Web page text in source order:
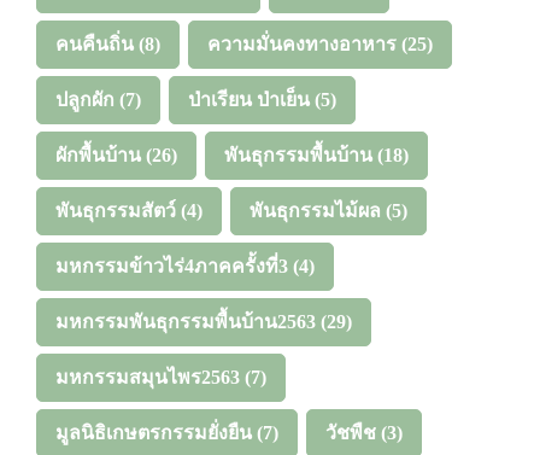
คนคืนถิ่น (8) ความมั่นคงทางอาหาร (25)
ปลูกผัก (7) ป่าเรียน ป่าเย็น (5)
ผักพื้นบ้าน (26) พันธุกรรมพื้นบ้าน (18)
พันธุกรรมสัตว์ (4) พันธุกรรมไม้ผล (5)
มหกรรมข้าวไร่4ภาคครั้งที่3 (4)
มหกรรมพันธุกรรมพื้นบ้าน2563 (29)
มหกรรมสมุนไพร2563 (7)
มูลนิธิเกษตรกรรมยั่งยืน (7) วัชพืช (3)